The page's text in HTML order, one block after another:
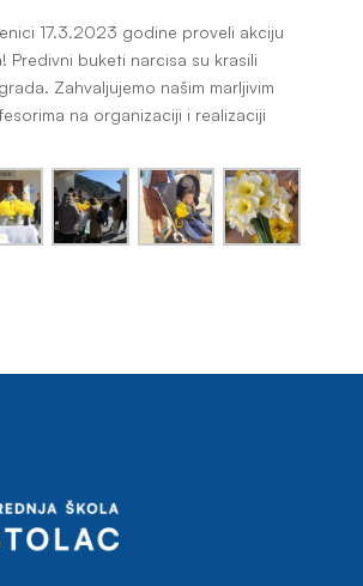
17.3.2023 godine proveli akciju
Predivni buketi narcisa su krasili
Zahvaljujemo našim marljivim
na organizaciji i realizaciji